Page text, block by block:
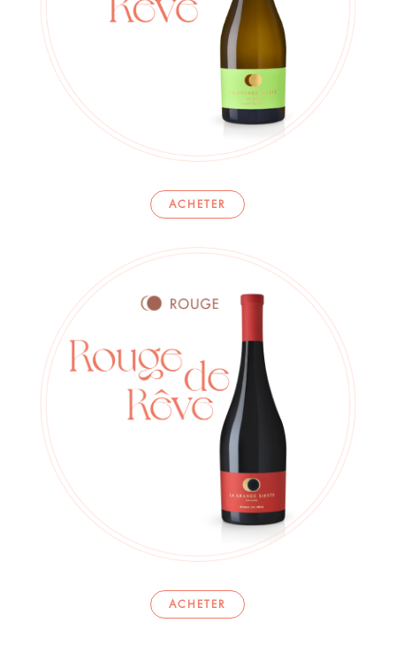
ACHETER
ACHETER